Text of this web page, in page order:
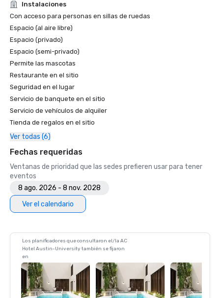
Instalaciones
Con acceso para personas en sillas de ruedas
Espacio (al aire libre)
Espacio (privado)
Espacio (semi-privado)
Permite las mascotas
Restaurante en el sitio
Seguridad en el lugar
Servicio de banquete en el sitio
Servicio de vehículos de alquiler
Tienda de regalos en el sitio
Ver todas (6)
Fechas requeridas
Ventanas de prioridad que las sedes prefieren usar para tener
eventos
8 ago. 2026 - 8 nov. 2028
Ver el calendario
Los planificadores que consultaron el/la AC
Hotel Austin-University también se fijaron
en